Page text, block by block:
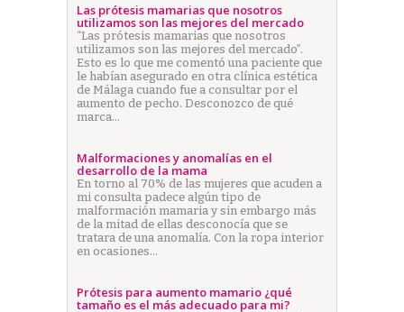
Las prótesis mamarias que nosotros
utilizamos son las mejores del mercado
“Las prótesis mamarias que nosotros
utilizamos son las mejores del mercado”.
Esto es lo que me comentó una paciente que
le habían asegurado en otra clínica estética
de Málaga cuando fue a consultar por el
aumento de pecho. Desconozco de qué
marca…
Malformaciones y anomalías en el
desarrollo de la mama
En torno al 70% de las mujeres que acuden a
mi consulta padece algún tipo de
malformación mamaria y sin embargo más
de la mitad de ellas desconocía que se
tratara de una anomalía. Con la ropa interior
en ocasiones…
Prótesis para aumento mamario ¿qué
tamaño es el más adecuado para mi?